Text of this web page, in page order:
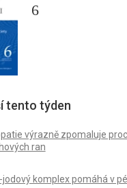
6
tento týden
výrazně zpomaluje
ran
jodový komplex pomáhá v